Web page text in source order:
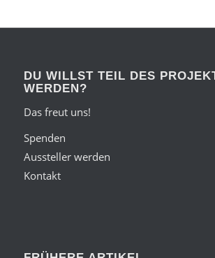
DU WILLST TEIL DES
WERDEN?
Das freut uns!
Spenden
Aussteller werden
Kontakt